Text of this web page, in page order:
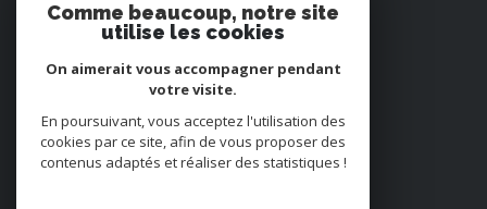
NOUS ADHÉRONS
Comme beaucoup, notre site
utilise les cookies
On aimerait vous accompagner pendant
votre visite.
En poursuivant, vous acceptez l'utilisation des
cookies par ce site, afin de vous proposer des
contenus adaptés et réaliser des statistiques !